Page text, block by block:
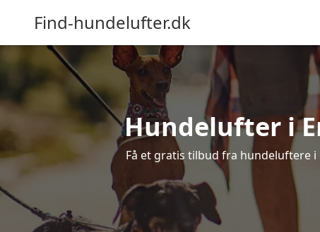
Find-hundelufter.dk
Hundelufter i
Få et gratis tilbud fra hundeluftere